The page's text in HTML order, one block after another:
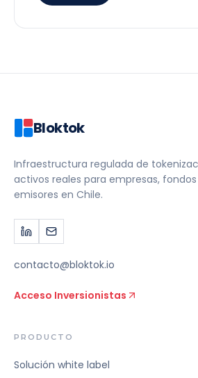
Bloktok
Infraestructura regulada de
activos reales para empresas,
emisores en Chile.
contacto@bloktok.io
Acceso Inversionistas
PRODUCTO
Solución white label